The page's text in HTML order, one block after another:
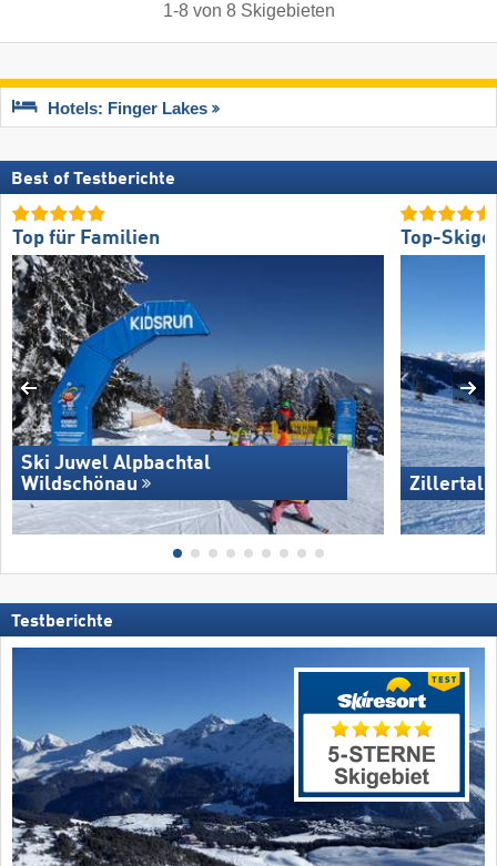
1-8von 8 Skigebieten
Hotels: Finger Lakes
Best of Testberichte
Top für Familien
Ski Juwel Alpbachtal
Wildschönau
Top-
Zillertal
Testberichte